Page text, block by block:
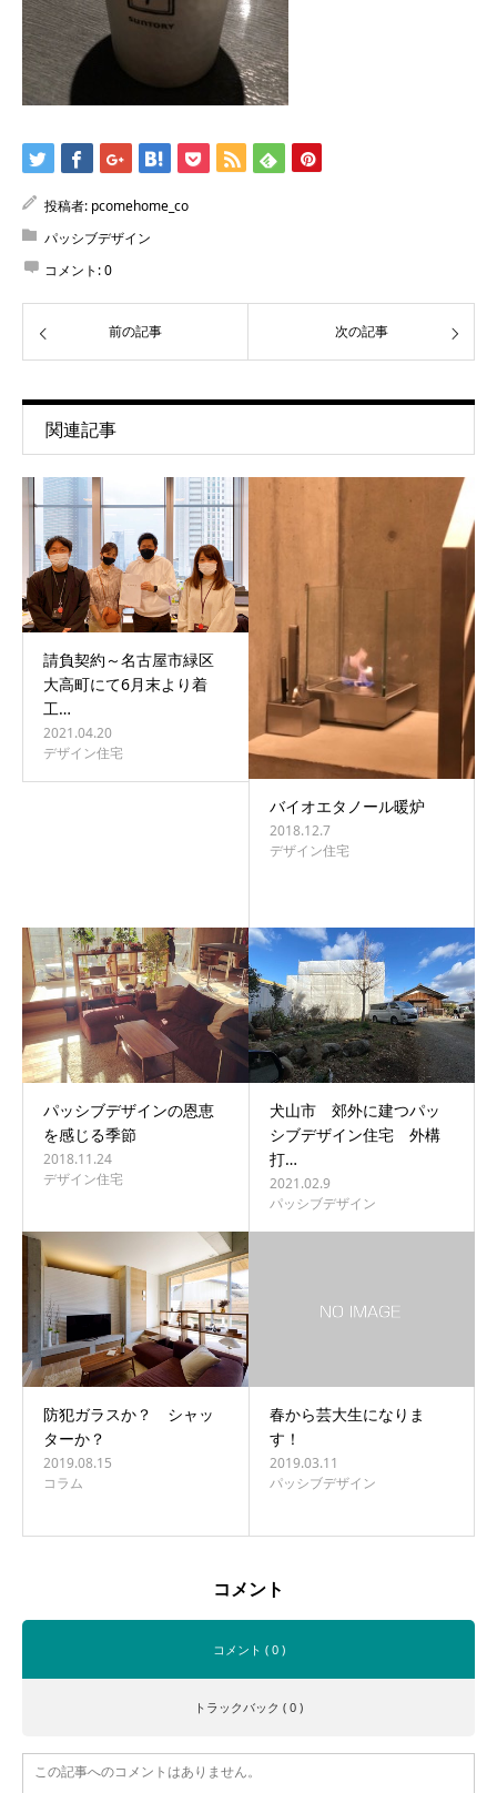
投稿者: pcomehome_co
パッシブデザイン
コメント:0
前の記事 次の記事
関連記事
請負契約～名古屋市緑区
大高町にて6月末より着
工…
2021.04.20
デザイン住宅
バイオエタノール暖炉
2018.12.7
デザイン住宅
パッシブデザインの恩恵
を感じる季節
2018.11.24
デザイン住宅
犬山市 郊外に建つパッ
シブデザイン住宅 外構
打…
2021.02.9
パッシブデザイン
防犯ガラスか？ シャッ
ターか？
2019.08.15
コラム
春から芸大生になりま
す！
2019.03.11
パッシブデザイン
コメント
コメント ( 0 )
トラックバック ( 0 )
この記事へのコメントはありません。